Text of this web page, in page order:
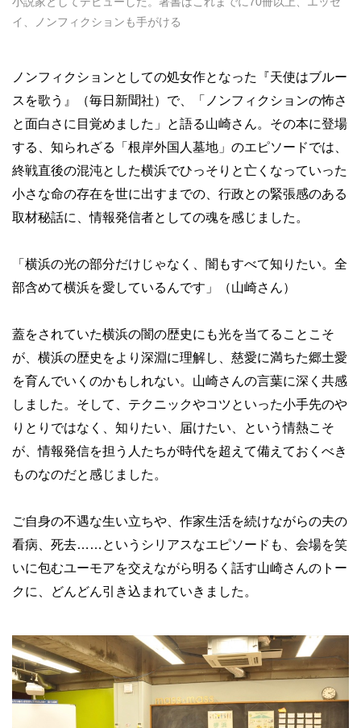
イ、ノンフィクションも手がける
ノンフィクションとしての処女作となった『天使はブルー
スを歌う』（毎日新聞社）で、「ノンフィクションの怖さ
と面白さに目覚めました」と語る山崎さん。その本に登場
する、知られざる「根岸外国人墓地」のエピソードでは、
終戦直後の混沌とした横浜でひっそりと亡くなっていった
小さな命の存在を世に出すまでの、行政との緊張感のある
取材秘話に、情報発信者としての魂を感じました。
「横浜の光の部分だけじゃなく、闇もすべて知りたい。全
部含めて横浜を愛しているんです」（山崎さん）
蓋をされていた横浜の闇の歴史にも光を当てることこそ
が、横浜の歴史をより深淵に理解し、慈愛に満ちた郷土愛
を育んでいくのかもしれない。山崎さんの言葉に深く共感
しました。そして、テクニックやコツといった小手先のや
りとりではなく、知りたい、届けたい、という情熱こそ
が、情報発信を担う人たちが時代を超えて備えておくべき
ものなのだと感じました。
ご自身の不遇な生い立ちや、作家生活を続けながらの夫の
看病、死去……というシリアスなエピソードも、会場を笑
いに包むユーモアを交えながら明るく話す山崎さんのトー
クに、どんどん引き込まれていきました。